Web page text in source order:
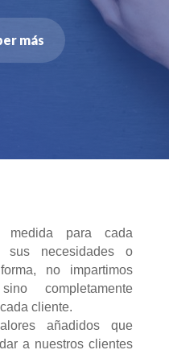
más
medida para cada
sus necesidades o
no impartimos
completamente
cliente.
añadidos que
a nuestros clientes